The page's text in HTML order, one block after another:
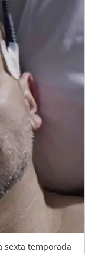
sexta temporada